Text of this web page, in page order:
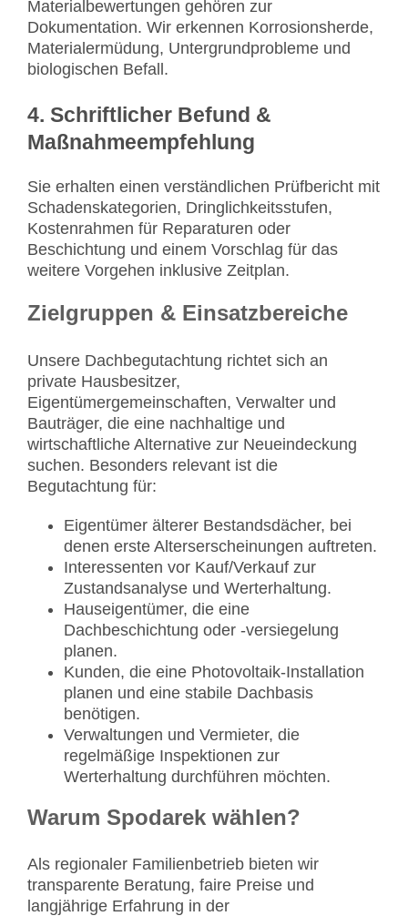
Materialbewertungen gehören zur
Dokumentation. Wir erkennen Korrosionsherde,
Materialermüdung, Untergrundprobleme und
biologischen Befall.
4. Schriftlicher Befund &
Maßnahmeempfehlung
Sie erhalten einen verständlichen Prüfbericht mit
Schadenskategorien, Dringlichkeitsstufen,
Kostenrahmen für Reparaturen oder
Beschichtung und einem Vorschlag für das
weitere Vorgehen inklusive Zeitplan.
Zielgruppen & Einsatzbereiche
Unsere Dachbegutachtung richtet sich an
private Hausbesitzer,
Eigentümergemeinschaften, Verwalter und
Bauträger, die eine nachhaltige und
wirtschaftliche Alternative zur Neueindeckung
suchen. Besonders relevant ist die
Begutachtung für:
Eigentümer älterer Bestandsdächer, bei
denen erste Alterserscheinungen auftreten.
Interessenten vor Kauf/Verkauf zur
Zustandsanalyse und Werterhaltung.
Hauseigentümer, die eine
Dachbeschichtung oder -versiegelung
planen.
Kunden, die eine Photovoltaik-Installation
planen und eine stabile Dachbasis
benötigen.
Verwaltungen und Vermieter, die
regelmäßige Inspektionen zur
Werterhaltung durchführen möchten.
Warum Spodarek wählen?
Als regionaler Familienbetrieb bieten wir
transparente Beratung, faire Preise und
langjährige Erfahrung in der